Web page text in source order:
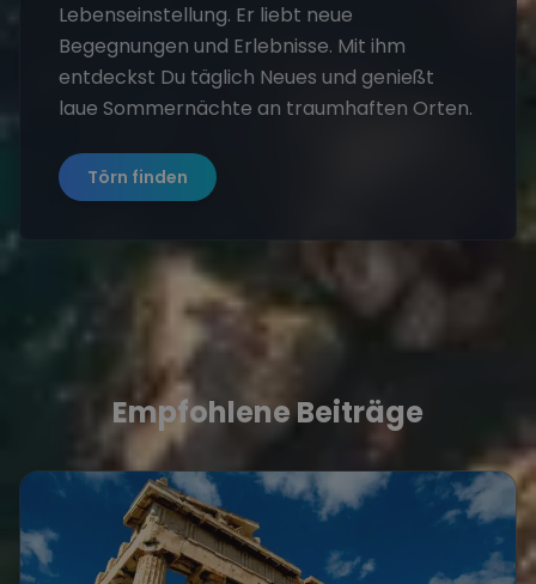
Lebenseinstellung. Er liebt neue
Begegnungen und Erlebnisse. Mit ihm
entdeckst Du täglich Neues und genießt
laue Sommernächte an traumhaften Orten.
Törn finden
Empfohlene Beiträge